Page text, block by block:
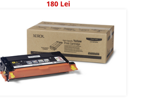
180 Lei